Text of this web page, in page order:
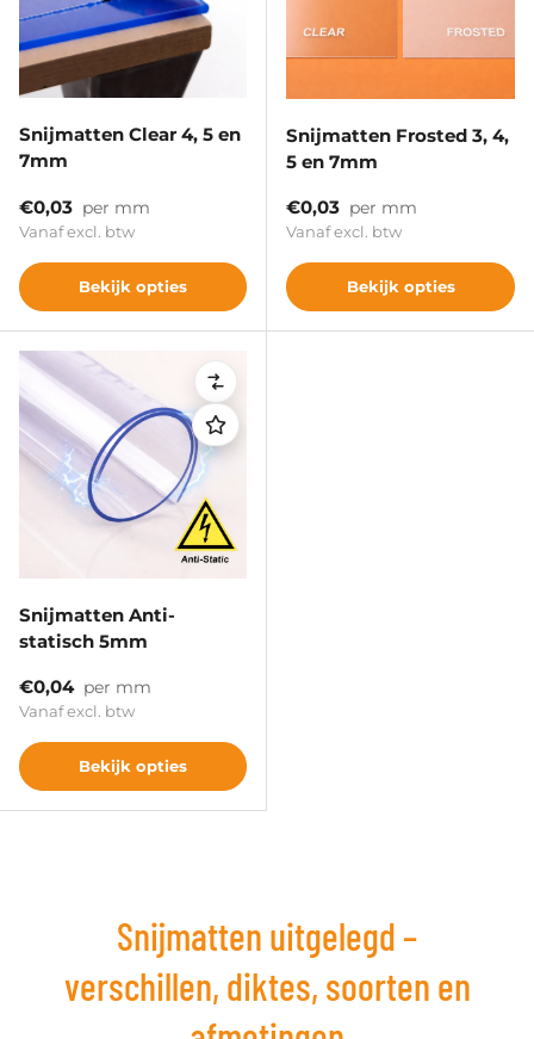
Snijmatten Clear 4, 5 en
7mm
Reguliere prijs
€0,03 per mm
Vanaf excl. btw
Bekijk opties
Snijmatten Frosted 3, 4,
5 en 7mm
Reguliere prijs
€0,03 per mm
Vanaf excl. btw
Bekijk opties
Vergelijken
Snijmatten Anti-
statisch 5mm
Reguliere prijs
€0,04 per mm
Vanaf excl. btw
Bekijk opties
Snijmatten uitgelegd –
verschillen, diktes, soorten en